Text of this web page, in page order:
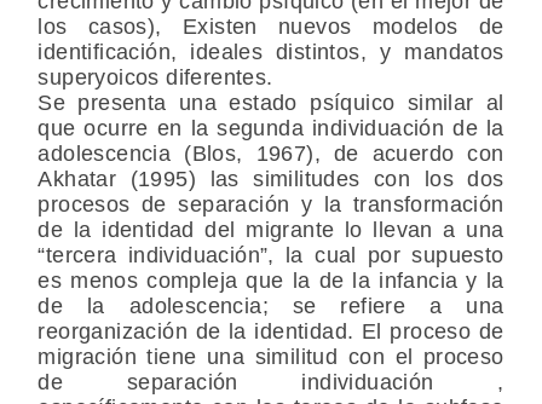
los casos), Existen nuevos modelos de
identificación, ideales distintos, y mandatos
superyoicos diferentes.
Se presenta una estado psíquico similar al
que ocurre en la segunda individuación de la
adolescencia (Blos, 1967), de acuerdo con
Akhatar (1995) las similitudes con los dos
procesos de separación y la transformación
de la identidad del migrante lo llevan a una
“tercera individuación”, la cual por supuesto
es menos compleja que la de la infancia y la
de la adolescencia; se refiere a una
reorganización de la identidad. El proceso de
migración tiene una similitud con el proceso
de separación individuación ,